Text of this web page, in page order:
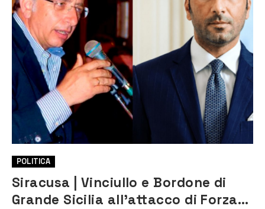
POLITICA
Siracusa | Vinciullo e Bordone di
Grande Sicilia all’attacco di Forza